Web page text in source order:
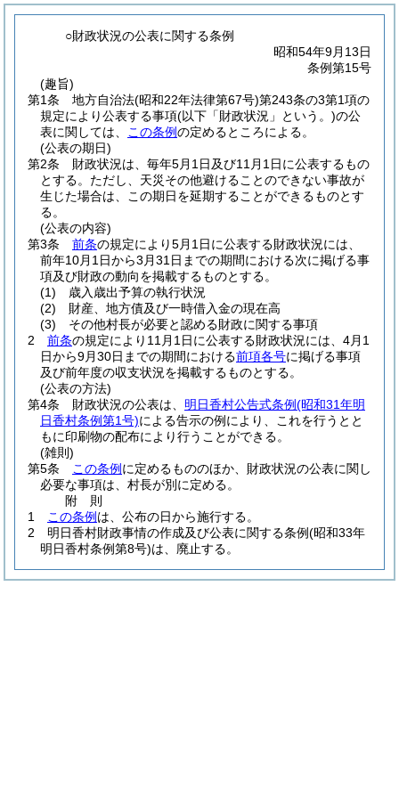
○財政状況の公表に関する条例
昭和54年9月13日
条例第15号
(趣旨)
第1条
地方自治法(昭和22年法律第67号)第243条の3第1項の
規定により公表する事項(以下「財政状況」という。)の公
表に関しては、
この条例の定めるところによる。
(公表の期日)
第2条
財政状況は、毎年5月1日及び11月1日に公表するもの
とする。 ただし、天災その他避けることのできない事故が
生じた場合は、この期日を延期することができるものとす
る。
(公表の内容)
第3条
前条の規定により5月1日に公表する財政状況には、
前年10月1日から3月31日までの期間における次に掲げる事
項及び財政の動向を掲載するものとする。
(1)
歳入歳出予算の執行状況
(2)
財産、地方債及び一時借入金の現在高
(3)
その他村長が必要と認める財政に関する事項
2
前条の規定により11月1日に公表する財政状況には、4月1
日から9月30日までの期間における前項各号に掲げる事項
及び前年度の収支状況を掲載するものとする。
(公表の方法)
第4条
財政状況の公表は、 明日香村公告式条例(昭和31年明
日香村条例第1号)による告示の例により、これを行うとと
もに印刷物の配布により行うことができる。
(雑則)
第5条
この条例 に定めるもののほか、財政状況の公表に関し
必要な事項は、村長が別に定める。
附 則
1
この条例 は、公布の日から施行する。
2
明日香村財政事情の作成及び公表に関する条例(昭和33年
明日香村条例第8号)は、廃止する。